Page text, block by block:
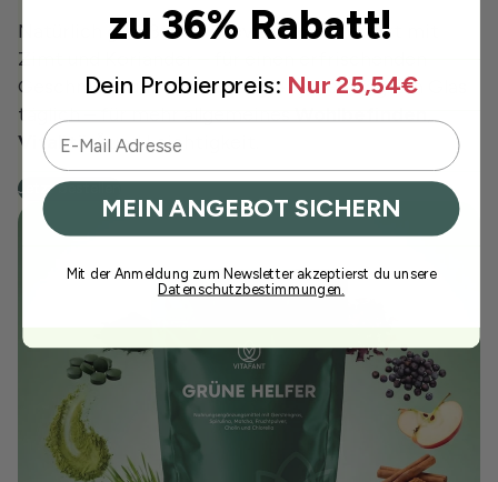
Natürlich gesüßt mit Stevia und verfeinert mit
Zimt und Koriander – für einen erfrischenden
Geschmack und neueEnergie ¹, jeden Tag. Ein Glas
täglich – für mehr allgemeinesWohlbefinden,
Vitalität⁸ und Leichtigkeit.
Jetzt bestellen
zu 36% Rabatt!
Dein Probierpreis: Nur 25,54€
MEIN ANGEBOT SICHERN
Mit der Anmeldung zum Newsletter akzeptierst du unsere
Datenschutzbestimmungen.